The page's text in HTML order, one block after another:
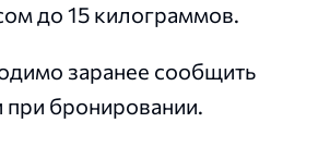
до 15 килограммов.
заранее сообщить
при бронировании.